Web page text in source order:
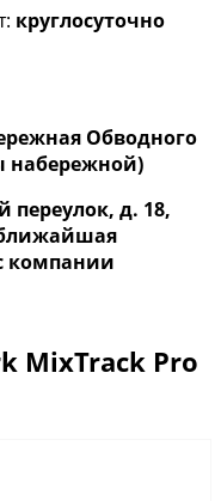
круглосуточно
Обводного
набережной)
переулок, д. 18,
ближайшая
компании
MixTrack Pro